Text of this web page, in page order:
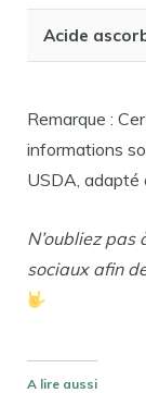
Acide
Remarque :
informations
USDA, adapté
N’oubliez
sociaux afin
A lire aussi